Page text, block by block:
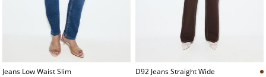
Jeans Low Waist Slim
D92 Jeans Straight Wide